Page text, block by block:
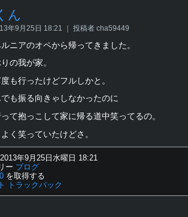
ん
年9月25日 18:21 ｜ 投稿者 cha59449
ニアのオペから帰ってきました。
の我が家。
も行ったけどフルしかと。
も振る向きゃしなかったのに
て抱っこして家に帰る道中笑ってるの。
く笑っていたけどさ。
年9月25日水曜日 18:21
ー ブログ
を取得する
トラックバック